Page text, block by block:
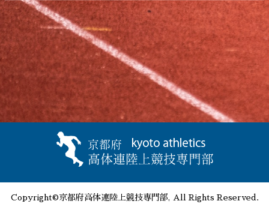
Copyright©京都府高体連陸上競技専門部, All Rights Reserved.